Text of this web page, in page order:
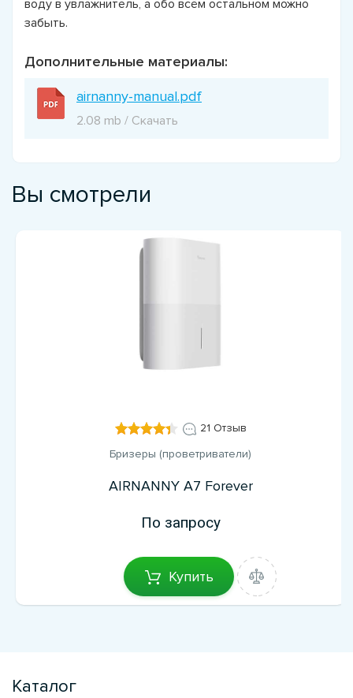
воду в увлажнитель, а обо всём остальном можно
забыть.
Дополнительные материалы:
airnanny-manual.pdf
2.08 mb / Скачать
Вы смотрели
21 Отзыв
Бризеры (проветриватели)
AIRNANNY A7 Forever
По запросу
Купить
Каталог